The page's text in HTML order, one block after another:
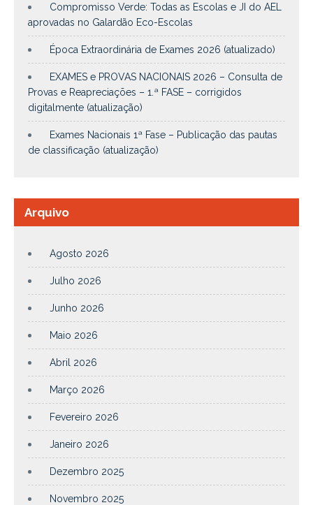
Compromisso Verde: Todas as Escolas e JI do AEL
aprovadas no Galardão Eco-Escolas
Época Extraordinária de Exames 2026 (atualizado)
EXAMES e PROVAS NACIONAIS 2026 – Consulta de
Provas e Reapreciações – 1.ª FASE – corrigidos
digitalmente (atualização)
Exames Nacionais 1ª Fase – Publicação das pautas
de classificação (atualização)
Arquivo
Agosto 2026
Julho 2026
Junho 2026
Maio 2026
Abril 2026
Março 2026
Fevereiro 2026
Janeiro 2026
Dezembro 2025
Novembro 2025